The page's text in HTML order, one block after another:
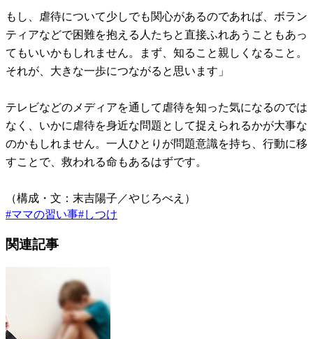
もし、虐待について少しでも関心があるのであれば、ボラン
ティアなどで困難を抱える人たちと直接ふれあうこともあっ
てもいいかもしれません。まず、知ること親しくなること。
それが、大きな一歩につながると思います」
テレビなどのメディアを通して虐待を知った気になるのでは
なく、いかに虐待を身近な問題として捉えられるかが大事な
のかもしれません。一人ひとりが問題意識を持ち、行動に移
すことで、救われる命もあるはずです。
（構成・文：末吉陽子／やじろべえ）
#ママの習い事#しつけ
関連記事